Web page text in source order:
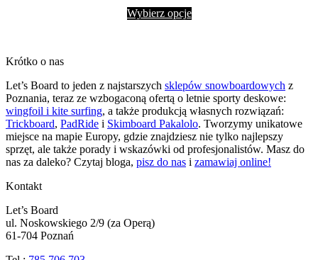
Wybierz opcje
Krótko o nas
Let’s Board to jeden z najstarszych sklepów snowboardowych z
Poznania, teraz ze wzbogaconą ofertą o letnie sporty deskowe:
wingfoil i kite surfing, a także produkcją własnych rozwiązań:
Trickboard, PadRide i Skimboard Pakalolo. Tworzymy unikatowe
miejsce na mapie Europy, gdzie znajdziesz nie tylko najlepszy
sprzęt, ale także porady i wskazówki od profesjonalistów. Masz do
nas za daleko? Czytaj bloga, pisz do nas i zamawiaj online!
Kontakt
Let’s Board
ul. Noskowskiego 2/9 (za Operą)
61-704 Poznań